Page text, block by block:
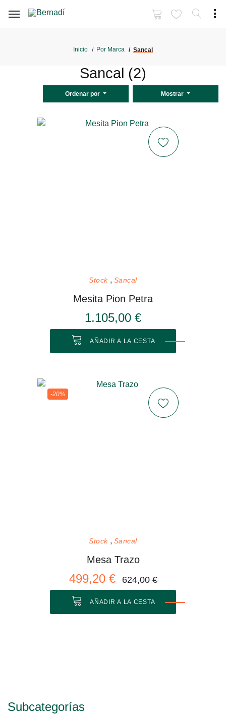
Inicio Por Marca Sancal
Sancal (2)
Ordenar por Mostrar
Stock Sancal
Mesita Pion Petra
1.105,00 €
AÑADIR A LA CESTA
-20%
Stock Sancal
Mesa Trazo
499,20 € 624,00 €
AÑADIR A LA CESTA
Subcategorías